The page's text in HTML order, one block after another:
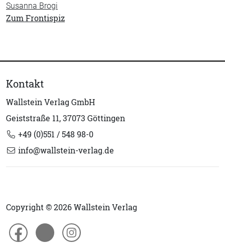
Susanna Brogi
Zum Frontispiz
Kontakt
Wallstein Verlag GmbH
Geiststraße 11, 37073 Göttingen
+49 (0)551 / 548 98-0
info@wallstein-verlag.de
Copyright © 2026 Wallstein Verlag